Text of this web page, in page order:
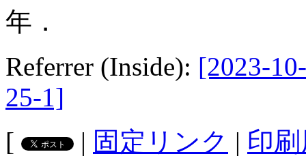
年．
Referrer (Inside): [2023-
25-1]
[
| 固定リンク | 印